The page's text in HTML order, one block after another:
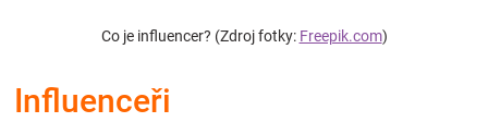
Co je influencer? (Zdroj fotky: Freepik.com)
Influenceři